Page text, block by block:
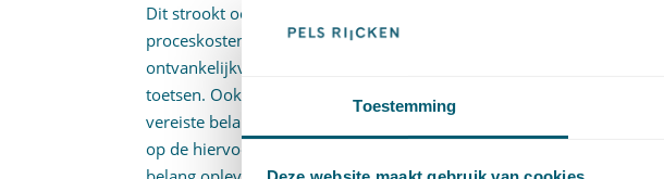
Toestemming
Dit strookt ook met het gegeven dat een procespartij niet afzonderlijk
proceskostenveroordeling als een daaraan ten grondslag liggend
ontvankelijkverklaring) wordt bestreden. Bovendien dient de rechter
toetsen. Ook tegen die achtergrond moet het mogelijk zijn om –
vereiste belang ter discussie stelt – bij repliek dit belang nader te
op de hiervoor genoemde rechtsregel dat de